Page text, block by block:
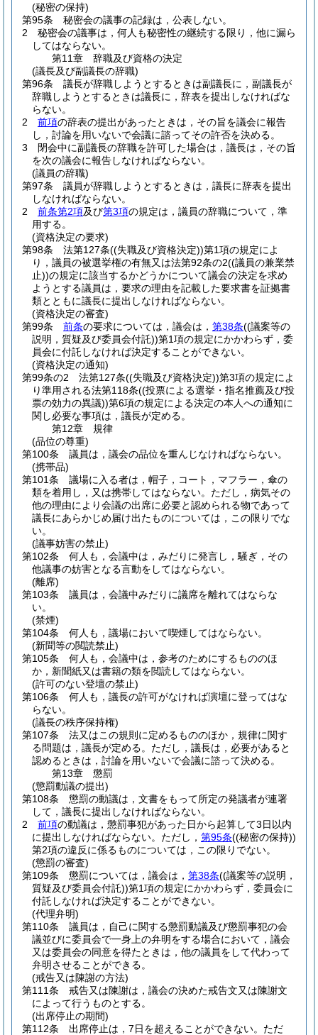
(秘密の保持)
第95条
秘密会の議事の記録は，公表しない。
2
秘密会の議事は，何人も秘密性の継続する限り，他に漏ら
してはならない。
第11章
辞職及び資格の決定
(議長及び副議長の辞職)
第96条
議長が辞職しようとするときは副議長に，副議長が
辞職しようとするときは議長に，辞表を提出しなければな
らない。
2
前項の辞表の提出があったときは，その旨を議会に報告
し，討論を用いないで会議に諮ってその許否を決める。
3
閉会中に副議長の辞職を許可した場合は，議長は，その旨
を次の議会に報告しなければならない。
(議員の辞職)
第97条
議員が辞職しようとするときは，議長に辞表を提出
しなければならない。
2
前条第2項及び第3項の規定は，議員の辞職について，準
用する。
(資格決定の要求)
第98条
法第127条((失職及び資格決定))第1項の規定によ
り，議員の被選挙権の有無又は法第92条の2((議員の兼業禁
止))の規定に該当するかどうかについて議会の決定を求め
ようとする議員は，要求の理由を記載した要求書を証拠書
類とともに議長に提出しなければならない。
(資格決定の審査)
第99条
前条の要求については，議会は， 第38条((議案等の
説明，質疑及び委員会付託))第1項の規定にかかわらず，委
員会に付託しなければ決定することができない。
(資格決定の通知)
第99条の2
法第127条((失職及び資格決定))第3項の規定によ
り準用される法第118条((投票による選挙・指名推薦及び投
票の効力の異議))第6項の規定による決定の本人への通知に
関し必要な事項は，議長が定める。
第12章
規律
(品位の尊重)
第100条
議員は，議会の品位を重んじなければならない。
(携帯品)
第101条
議場に入る者は，帽子，コート，マフラー，傘の
類を着用し，又は携帯してはならない。 ただし，病気その
他の理由により会議の出席に必要と認められる物であって
議長にあらかじめ届け出たものについては，この限りでな
い。
(議事妨害の禁止)
第102条
何人も，会議中は，みだりに発言し，騒ぎ，その
他議事の妨害となる言動をしてはならない。
(離席)
第103条
議員は，会議中みだりに議席を離れてはならな
い。
(禁煙)
第104条
何人も，議場において喫煙してはならない。
(新聞等の閲読禁止)
第105条
何人も，会議中は，参考のためにするもののほ
か，新聞紙又は書籍の類を閲読してはならない。
(許可のない登壇の禁止)
第106条
何人も，議長の許可がなければ演壇に登ってはな
らない。
(議長の秩序保持権)
第107条
法又はこの規則に定めるもののほか，規律に関す
る問題は，議長が定める。 ただし，議長は，必要があると
認めるときは，討論を用いないで会議に諮って決める。
第13章
懲罰
(懲罰動議の提出)
第108条
懲罰の動議は，文書をもって所定の発議者が連署
して，議長に提出しなければならない。
2
前項の動議は，懲罰事犯があった日から起算して3日以内
に提出しなければならない。 ただし， 第95条((秘密の保持))
第2項の違反に係るものについては，この限りでない。
(懲罰の審査)
第109条
懲罰については，議会は， 第38条((議案等の説明，
質疑及び委員会付託))第1項の規定にかかわらず，委員会に
付託しなければ決定することができない。
(代理弁明)
第110条
議員は，自己に関する懲罰動議及び懲罰事犯の会
議並びに委員会で一身上の弁明をする場合において，議会
又は委員会の同意を得たときは，他の議員をして代わって
弁明させることができる。
(戒告又は陳謝の方法)
第111条
戒告又は陳謝は，議会の決めた戒告文又は陳謝文
によって行うものとする。
(出席停止の期間)
第112条
出席停止は，7日を超えることができない。 ただ